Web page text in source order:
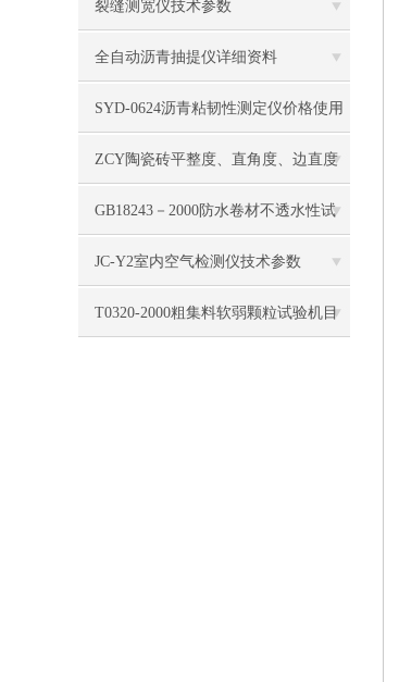
裂缝测宽仪技术参数
全自动沥青抽提仪详细资料
SYD-0624沥青粘韧性测定仪价格使用
说明
ZCY陶瓷砖平整度、直角度、边直度
综合测定仪技术参数
GB18243－2000防水卷材不透水性试
验仪使用注意事项
JC-Y2室内空气检测仪技术参数
T0320-2000粗集料软弱颗粒试验机目